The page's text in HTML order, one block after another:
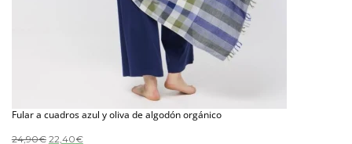
Fular a cuadros azul y oliva de algodón orgánico
24,90€ El
22,40€El